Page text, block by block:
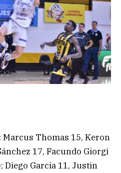
Marcus Thomas 15, Keron
17, Facundo Giorgi
Diego Garcia 11, Justin